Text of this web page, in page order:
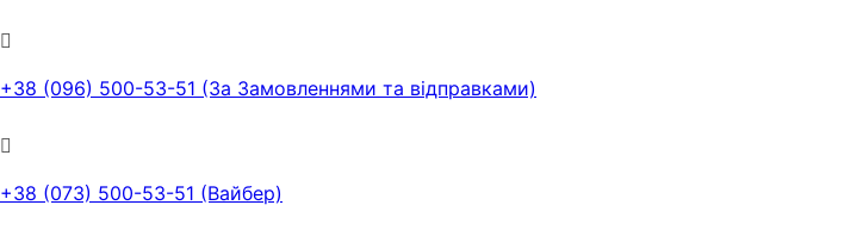
+38 (096) 500-53-51 (За Замовленнями та відправками)
+38 (073) 500-53-51 (Вайбер)